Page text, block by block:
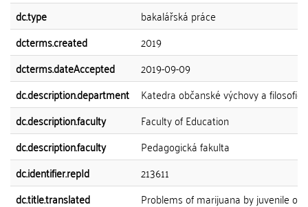
dc.type
bakalářská práce
dcterms.created
2019
dcterms.dateAccepted
2019-09-09
dc.description.department
Katedra občanské výchovy a filosofie
dc.description.faculty
Faculty of Education
dc.description.faculty
Pedagogická fakulta
dc.identifier.repId
213611
dc.title.translated
Problems of marijuana by juvenile of